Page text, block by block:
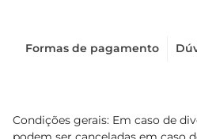
Formas de pagamento
Condições gerais: Em caso de